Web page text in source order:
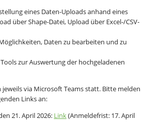
eines Daten-Uploads anhand eines
über Shape-Datei, Upload über Excel-/CSV-
Daten zu bearbeiten und zu
zur Auswertung der hochgeladenen
jeweils via Microsoft Teams statt. Bitte melden
Links an:
21. April 2026: Link(Anmeldefrist: 17. April